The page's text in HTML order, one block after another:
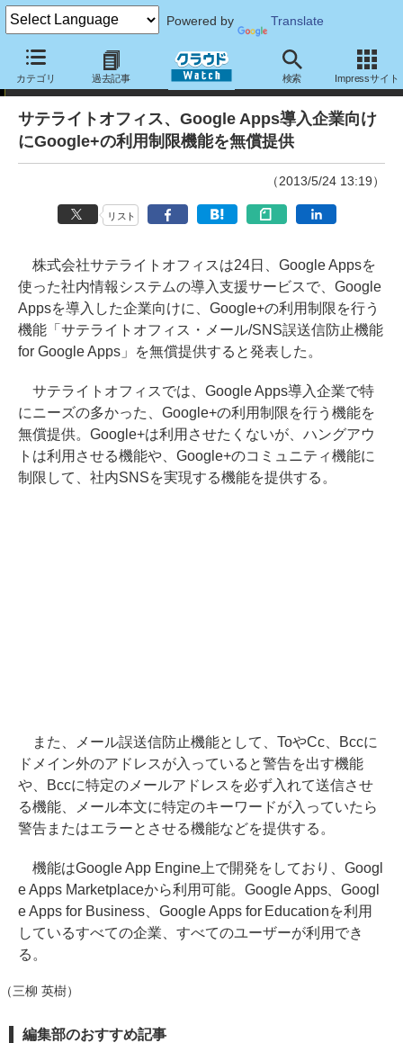
Powered by Translate
カテゴリ 過去記事 検索 Impressサイト
ニュース
サテライトオフィス、Google Apps導入企業向け
にGoogle+の利用制限機能を無償提供
（2013/5/24 13:19）
リスト
株式会社サテライトオフィスは24日、Google Appsを
使った社内情報システムの導入支援サービスで、Google
Appsを導入した企業向けに、Google+の利用制限を行う
機能「サテライトオフィス・メール/SNS誤送信防止機能
for Google Apps」を無償提供すると発表した。
サテライトオフィスでは、Google Apps導入企業で特
にニーズの多かった、Google+の利用制限を行う機能を
無償提供。Google+は利用させたくないが、ハングアウ
トは利用させる機能や、Google+のコミュニティ機能に
制限して、社内SNSを実現する機能を提供する。
また、メール誤送信防止機能として、ToやCc、Bccに
ドメイン外のアドレスが入っていると警告を出す機能
や、Bccに特定のメールアドレスを必ず入れて送信させ
る機能、メール本文に特定のキーワードが入っていたら
警告またはエラーとさせる機能などを提供する。
機能はGoogle App Engine上で開発をしており、Googl
e Apps Marketplaceから利用可能。Google Apps、Googl
e Apps for Business、Google Apps for Educationを利用
しているすべての企業、すべてのユーザーが利用でき
る。
（三柳 英樹）
編集部のおすすめ記事